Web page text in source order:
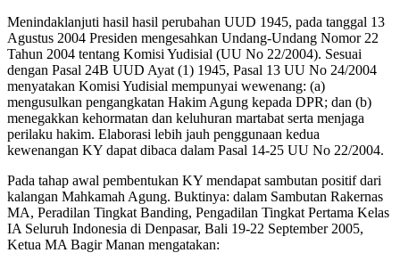
Menindaklanjuti hasil hasil perubahan UUD 1945, pada tanggal 13
Agustus 2004 Presiden mengesahkan Undang-Undang Nomor 22
Tahun 2004 tentang Komisi Yudisial (UU No 22/2004). Sesuai
dengan Pasal 24B UUD Ayat (1) 1945, Pasal 13 UU No 24/2004
menyatakan Komisi Yudisial mempunyai wewenang: (a)
mengusulkan pengangkatan Hakim Agung kepada DPR; dan (b)
menegakkan kehormatan dan keluhuran martabat serta menjaga
perilaku hakim. Elaborasi lebih jauh penggunaan kedua
kewenangan KY dapat dibaca dalam Pasal 14-25 UU No 22/2004.
Pada tahap awal pembentukan KY mendapat sambutan positif dari
kalangan Mahkamah Agung. Buktinya: dalam Sambutan Rakernas
MA, Peradilan Tingkat Banding, Pengadilan Tingkat Pertama Kelas
IA Seluruh Indonesia di Denpasar, Bali 19-22 September 2005,
Ketua MA Bagir Manan mengatakan: